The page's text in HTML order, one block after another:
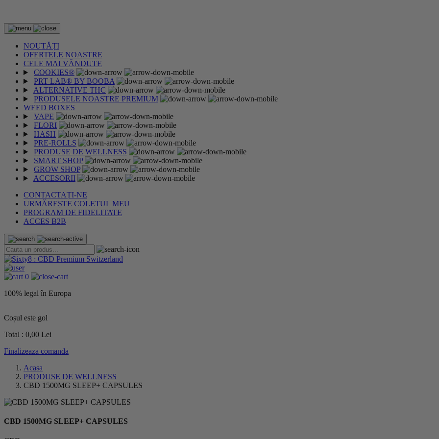
NOUTĂȚI
OFERTELE NOASTRE
CELE MAI VÂNDUTE
COOKIES®
PRT LAB® BY BOOBA
ALTERNATIVE THC
PRODUSELE NOASTRE PREMIUM
WEED BOXES
VAPE
FLORI
HASH
PRE-ROLLS
PRODUSE DE WELLNESS
SMART SHOP
GROW SHOP
ACCESORII
CONTACTAȚI-NE
URMĂREȘTE COLETUL MEU
PROGRAM DE FIDELITATE
ACCES B2B
0
100% legal în Europa
Coșul este gol
Total : 0,00 Lei
Finalizeaza comanda
Acasa
PRODUSE DE WELLNESS
CBD 1500MG SLEEP+ CAPSULES
CBD 1500MG SLEEP+ CAPSULES